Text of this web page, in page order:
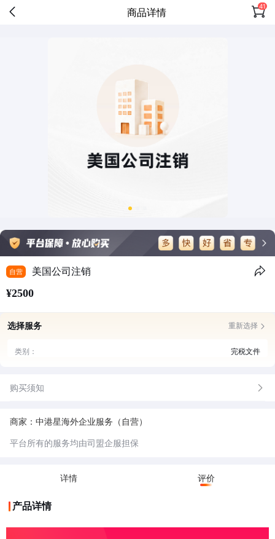
商品详情 41
自营 美国公司注销
¥2500
选择服务 重新选择
类别： 完税文件
购买须知
商家：中港星海外企业服务（自营）
平台所有的服务均由司盟企服担保
详情 评价
产品详情